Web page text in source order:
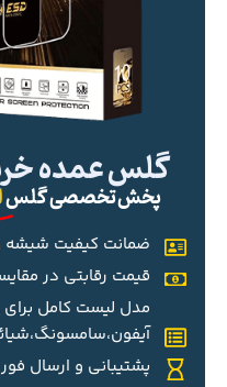
گلس عمده
پخش تخصصی گلس
ضمانت کیفیت
قیمت رقابتی در
مدل لیست کامل برای
پشتیبانی و ارسال